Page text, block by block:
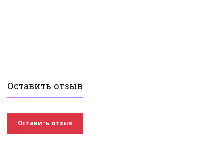
Оставить отзыв
Оставить отзыв